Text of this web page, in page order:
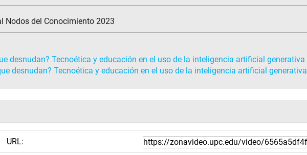
Nodos del Conocimiento 2023
desnudan? Tecnoética y educación en el uso de la inteligencia artificial generativa
desnudan? Tecnoética y educación en el uso de la inteligencia artificial generativa
URL: